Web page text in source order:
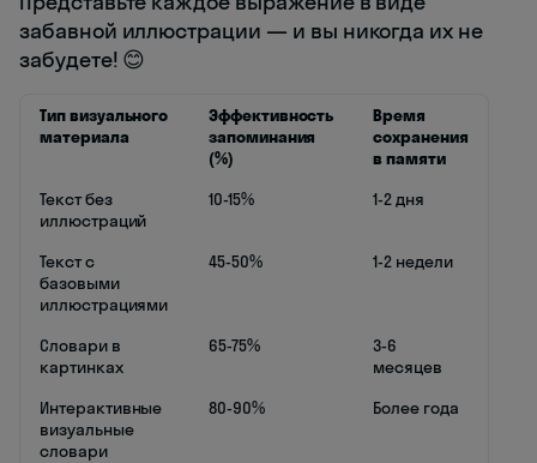
забавной иллюстрации — и вы никогда их не
забудете! 😊
Тип визуального
материала
Эффективность
запоминания
(%)
Время
сохранения
в памяти
Текст без
иллюстраций
10-15% 1-2 дня
Текст с
базовыми
иллюстрациями
45-50% 1-2 недели
Словари в
картинках
65-75%
3-6
месяцев
Интерактивные
визуальные
словари
80-90% Более года